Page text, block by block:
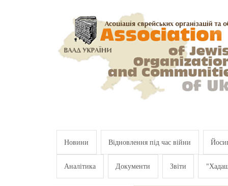
Новини Відновлення під час війни
Аналітика Документи Звіти